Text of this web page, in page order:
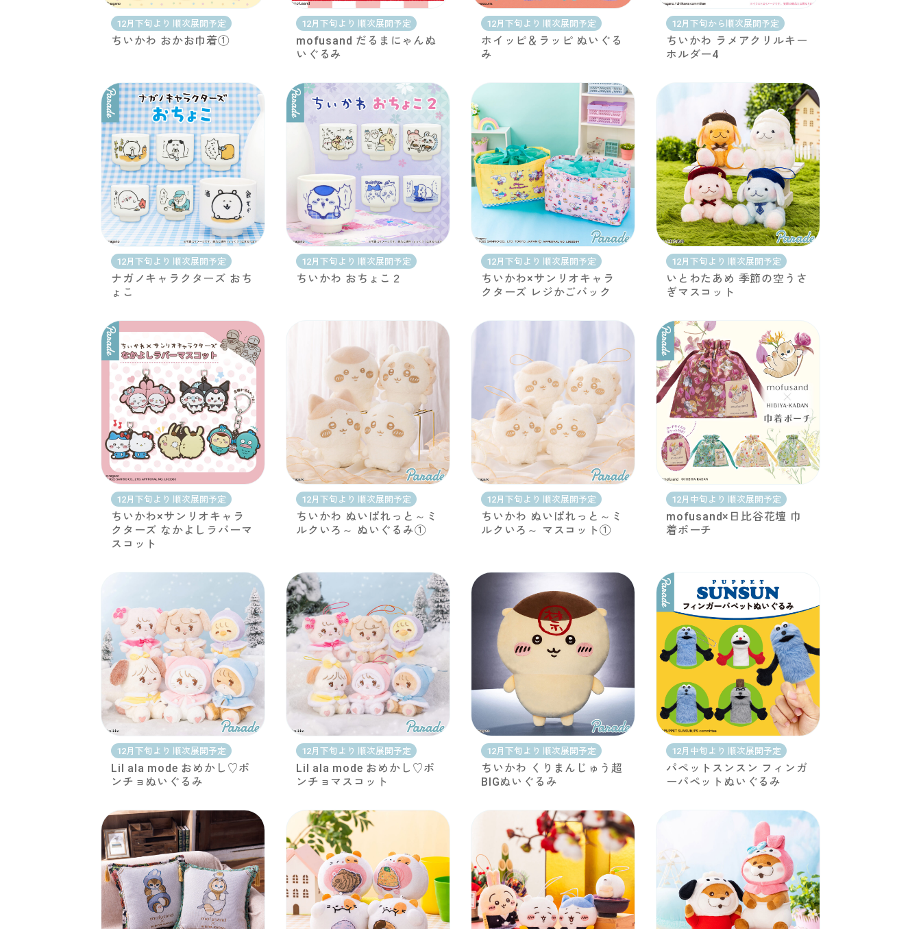
12月下旬より 順次展開予定
ちいかわ おかお巾着①
12月下旬より 順次展開予定
mofusand だるまにゃんぬ
いぐるみ
12月下旬より 順次展開予定
ホイッピ＆ラッピ ぬいぐる
み
12月下旬から順次展開予定
ちいかわ ラメアクリルキー
ホルダー4
12月下旬より 順次展開予定
ナガノキャラクターズ おち
ょこ
12月下旬より 順次展開予定
ちいかわ おちょこ２
12月下旬より 順次展開予定
ちいかわ×サンリオキャラ
クターズ レジかごバック
12月下旬より 順次展開予定
いとわたあめ 季節の空うさ
ぎマスコット
12月下旬より 順次展開予定
ちいかわ×サンリオキャラ
クターズ なかよしラバーマ
スコット
12月下旬より 順次展開予定
ちいかわ ぬいぱれっと～ミ
ルクいろ～ ぬいぐるみ①
12月下旬より 順次展開予定
ちいかわ ぬいぱれっと～ミ
ルクいろ～ マスコット①
12月中旬より 順次展開予定
mofusand×日比谷花壇 巾
着ポーチ
12月下旬より 順次展開予定
Lil ala mode おめかし♡ポ
ンチョぬいぐるみ
12月下旬より 順次展開予定
Lil ala mode おめかし♡ポ
ンチョマスコット
12月下旬より 順次展開予定
ちいかわ くりまんじゅう超
BIGぬいぐるみ
12月中旬より 順次展開予定
パペットスンスン フィンガ
ーパペットぬいぐるみ